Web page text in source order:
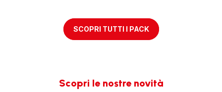
SCOPRI TUTTI I PACK
Scopri le nostre novità